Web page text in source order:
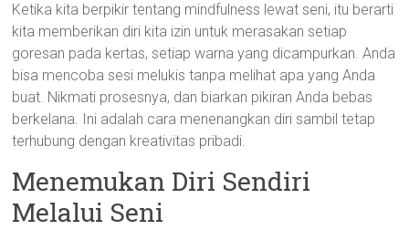
Ketika kita berpikir tentang mindfulness lewat seni, itu berarti
kita memberikan diri kita izin untuk merasakan setiap
goresan pada kertas, setiap warna yang dicampurkan. Anda
bisa mencoba sesi melukis tanpa melihat apa yang Anda
buat. Nikmati prosesnya, dan biarkan pikiran Anda bebas
berkelana. Ini adalah cara menenangkan diri sambil tetap
terhubung dengan kreativitas pribadi.
Menemukan Diri Sendiri
Melalui Seni